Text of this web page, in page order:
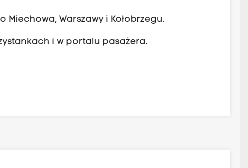
Warszawy i Kołobrzegu.
i w portalu pasażera.